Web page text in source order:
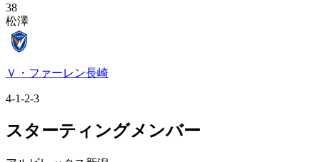
38
松澤
Ｖ・ファーレン長崎
4-1-2-3
スターティングメンバー